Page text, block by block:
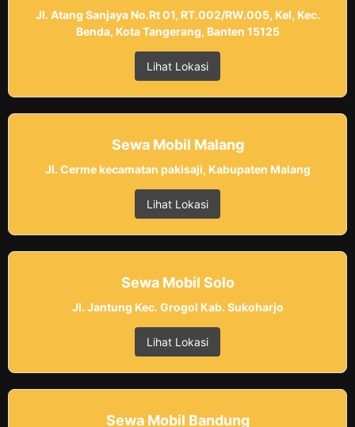
Jl. Atang Sanjaya No.Rt 01, RT.002/RW.005, Kel, Kec.
Benda, Kota Tangerang, Banten 15125
Lihat Lokasi
Sewa Mobil Malang
Jl. Cerme kecamatan pakisaji, Kabupaten Malang
Lihat Lokasi
Sewa Mobil Solo
Jl. Jantung Kec. Grogol Kab. Sukoharjo
Lihat Lokasi
Sewa Mobil Bandung